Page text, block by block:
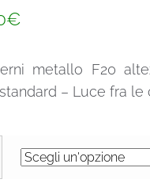
€
attuale
è:
metallo F20
– Luce fra